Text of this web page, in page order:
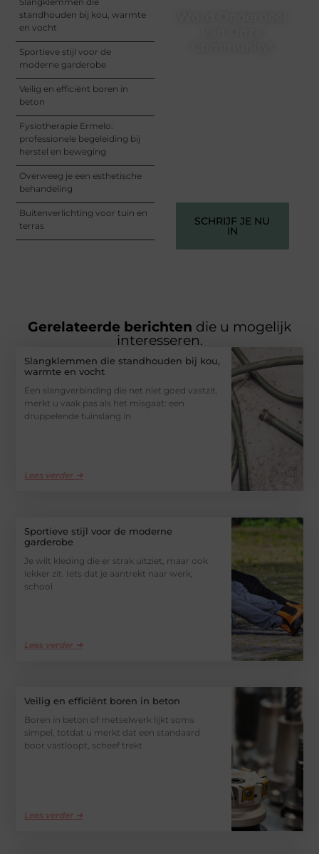
standhouden bij kou, warmte
en vocht
Sportieve stijl voor de
moderne garderobe
Veilig en efficiënt boren in
beton
Fysiotherapie Ermelo:
professionele begeleiding bij
herstel en beweging
Overweeg je een esthetische
behandeling
Buitenverlichting voor tuin en
terras
SCHRIJF JE NU
IN
Gerelateerde berichten die u mogelijk
interesseren.
Slangklemmen die standhouden bij kou,
warmte en vocht
Een slangverbinding die net niet goed vastzit,
merkt u vaak pas als het misgaat: een
druppelende tuinslang in
Lees verder ➜
Sportieve stijl voor de moderne
garderobe
Je wilt kleding die er strak uitziet, maar ook
lekker zit. Iets dat je aantrekt naar werk,
school
Lees verder ➜
Veilig en efficiënt boren in beton
Boren in beton of metselwerk lijkt soms
simpel, totdat u merkt dat een standaard
boor vastloopt, scheef trekt
Lees verder ➜